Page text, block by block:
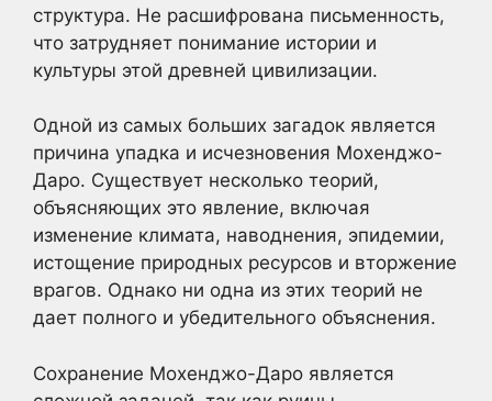
структура. Не расшифрована письменность,
что затрудняет понимание истории и
культуры этой древней цивилизации.
Одной из самых больших загадок является
причина упадка и исчезновения Мохенджо-
Даро. Существует несколько теорий,
объясняющих это явление, включая
изменение климата, наводнения, эпидемии,
истощение природных ресурсов и вторжение
врагов. Однако ни одна из этих теорий не
дает полного и убедительного объяснения.
Сохранение Мохенджо-Даро является